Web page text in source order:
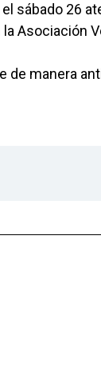
sábado 26
Asociación
manera